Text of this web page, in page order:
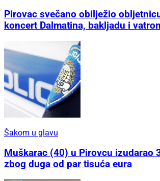
Pirovac svečano obilježio
koncert Dalmatina, bakljadu i
Šakom u glavu
Muškarac (40) u Pirovcu izudarao
zbog duga od par tisuća eura